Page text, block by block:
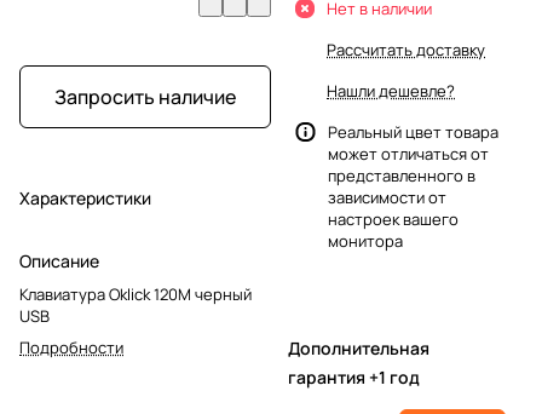
Запросить наличие
Характеристики
Описание
Клавиатура Oklick 120M черный
USB
Подробности
Нет в наличии
Рассчитать доставку
Нашли дешевле?
Реальный цвет товара
может отличаться от
представленного в
зависимости от
настроек вашего
монитора
Дополнительная
гарантия +1 год